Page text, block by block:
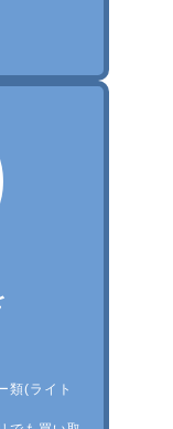
類(ライト